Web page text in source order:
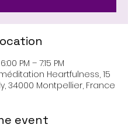
PM – 7:15 PM
Heartfulness, 15
34000 Montpellier, France
event